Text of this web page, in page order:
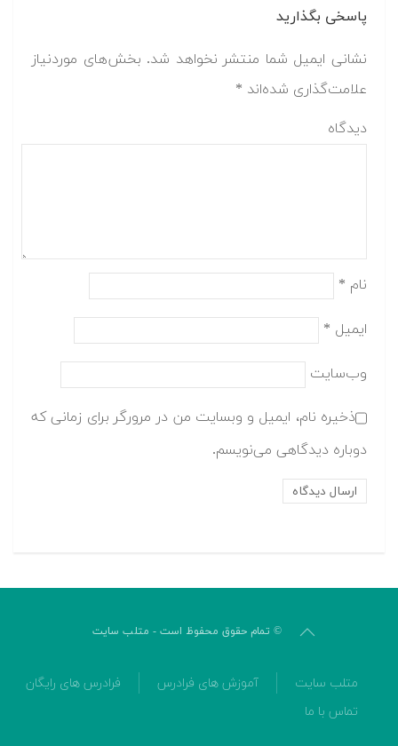
پاسخی بگذارید
نشانی ایمیل شما منتشر نخواهد شد. بخش‌های موردنیاز
علامت‌گذاری شده‌اند *
دیدگاه
نام *
ایمیل *
وب‌سایت
ذخیره نام، ایمیل و وبسایت من در مرورگر برای زمانی که
دوباره دیدگاهی می‌نویسم.
© تمام حقوق محفوظ است - متلب سایت
متلب سایت آموزش های فرادرس
فرادرس های رایگان
تماس با ما